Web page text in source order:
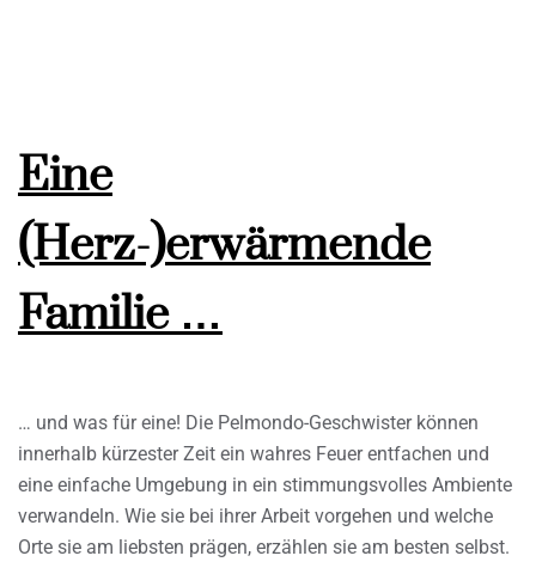
Eine
(Herz-)erwärmende
Familie …
… und was für eine! Die Pelmondo-Geschwister können
innerhalb kürzester Zeit ein wahres Feuer entfachen und
eine einfache Umgebung in ein stimmungsvolles Ambiente
verwandeln. Wie sie bei ihrer Arbeit vorgehen und welche
Orte sie am liebsten prägen, erzählen sie am besten selbst.